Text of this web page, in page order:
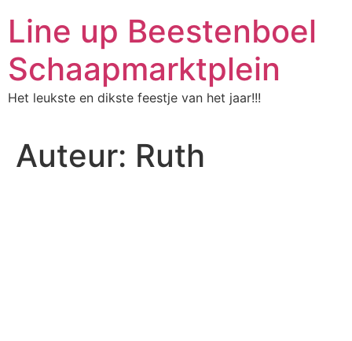
de
inhoud
Line up Beestenboel
Schaapmarktplein
Het leukste en dikste feestje van het jaar!!!
Auteur: Ruth